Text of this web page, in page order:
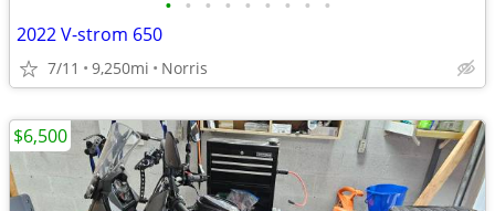
• • • • • • • • •
2022 V-strom 650
7/11 9,250mi Norris
$6,500